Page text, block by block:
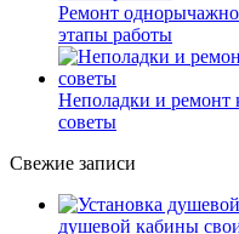
Ремонт
этапы работы
Неполадки и ремонт
советы
Свежие записи
душевой кабины